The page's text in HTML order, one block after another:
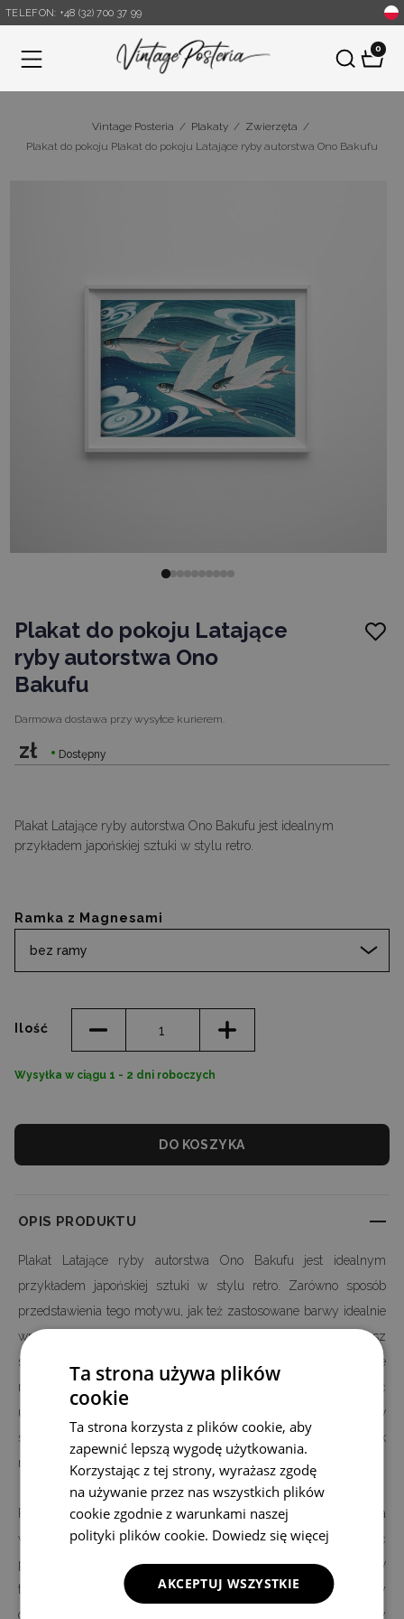
TELEFON: +48 (32) 700 37 99
Menu
0
Vintage Posteria / Plakaty / Zwierzęta /
Plakat do pokoju Plakat do pokoju Latające ryby autorstwa Ono Bakufu
Plakat do pokoju Latające
ryby autorstwa Ono
Bakufu
Darmowa dostawa przy wysyłce kurierem.
zł Dostępny
Plakat Latające ryby autorstwa Ono Bakufu jest idealnym
przykładem japońskiej sztuki w stylu retro.
Wysyłka w ciągu 1 - 2 dni roboczych
Ramka z Magnesami
bez ramy
Ilość
DO KOSZYKA
OPIS PRODUKTU
Plakat Latające ryby autorstwa Ono Bakufu jest idealnym
przykładem japońskiej sztuki w stylu retro. Zarówno sposób
przedstawienia tego motywu, jak też zastosowane barwy idealnie
wpisują się w japońską sztukę rysunku. Jeżeli więc interesujesz
się japońską sztuką, polecamy plakat retro z motywem Latające
ryby autorstwa Ono Bakufu. Ta wyjątkowa dekoracja może zostać
użyta praktycznie w każdym pomieszczeniu. Plakaty japońskie w
stylu vintage będą pasowały zarówno do salonu, sypialni, jak
również łazienki, a nawet biura.
Plakat Latające ryby autorstwa Ono Bakufu jest nadrukowany na
wysokiej jakości płótnie, a nie na papierze - jak większość
plakatów oferowanych na rynku. Nadruk wykonany jest w
technologii cyfrowej, dzięki czemu w 100 procentach, możemy
odwzorować kolory i szczegóły oryginalnego motywu. Cały
Ta strona używa plików
cookie
Ta strona korzysta z plików cookie, aby
zapewnić lepszą wygodę użytkowania.
Korzystając z tej strony, wyrażasz zgodę
na używanie przez nas wszystkich plików
cookie zgodnie z warunkami naszej
polityki plików cookie. Dowiedz się więcej
AKCEPTUJ WSZYSTKIE